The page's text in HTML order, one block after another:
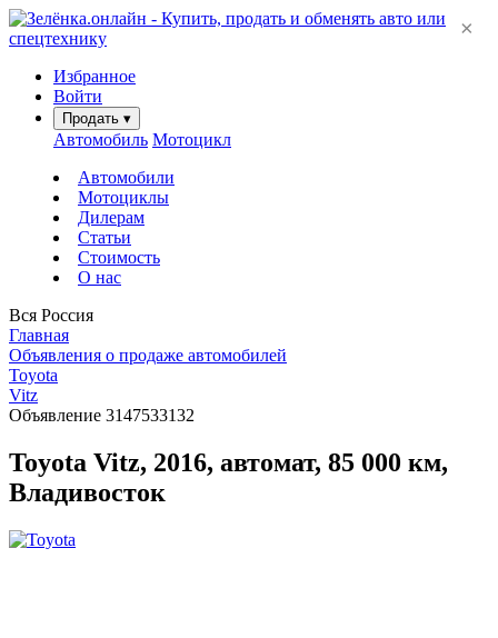
Избранное
Войти
Продать ▾
Автомобиль Мотоцикл
Автомобили
Мотоциклы
Дилерам
Статьи
Стоимость
О нас
Вся Россия
Главная
Объявления о продаже автомобилей
Toyota
Vitz
Объявление 3147533132
Toyota Vitz, 2016, автомат, 85 000 км,
Владивосток
×